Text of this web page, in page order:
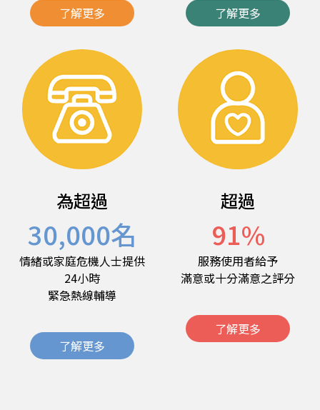
了解更多 了解更多
為超過
30,000名
情緒或家庭危機人士提供
24小時
緊急熱線輔導
了解更多
超過
91%
服務使用者給予
滿意或十分滿意之評分
了解更多